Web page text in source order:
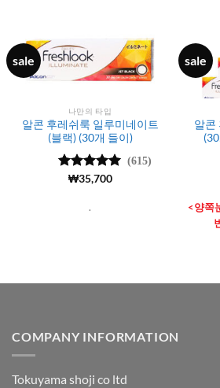
sale
나만의 타입
알콘 후레쉬룩 일루미네이트
(블랙) (30개 들이)
5 중에서
(615)
₩35,700
.
sale
알콘
<양쪽
COMPANY INFORMATION
Tokuyama shoji co ltd